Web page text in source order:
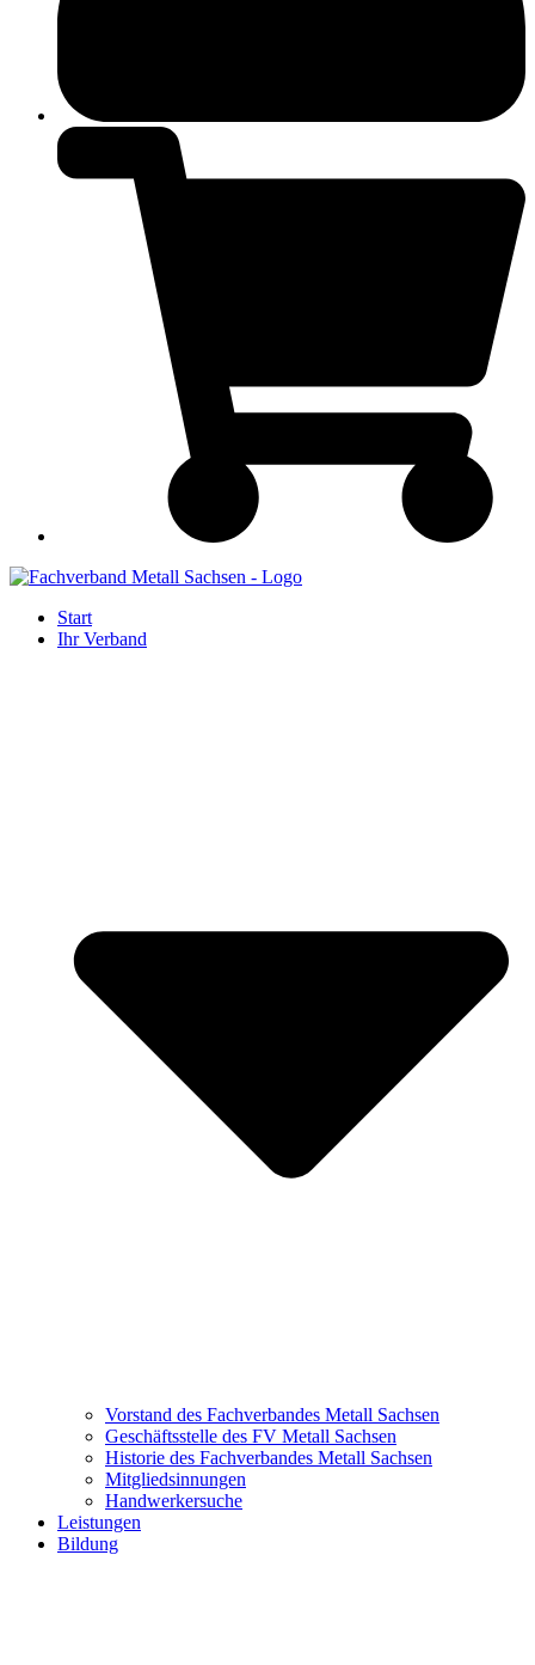
Start
Ihr Verband
Vorstand des Fachverbandes Metall Sachsen
Geschäftsstelle des FV Metall Sachsen
Historie des Fachverbandes Metall Sachsen
Mitgliedsinnungen
Handwerkersuche
Leistungen
Bildung